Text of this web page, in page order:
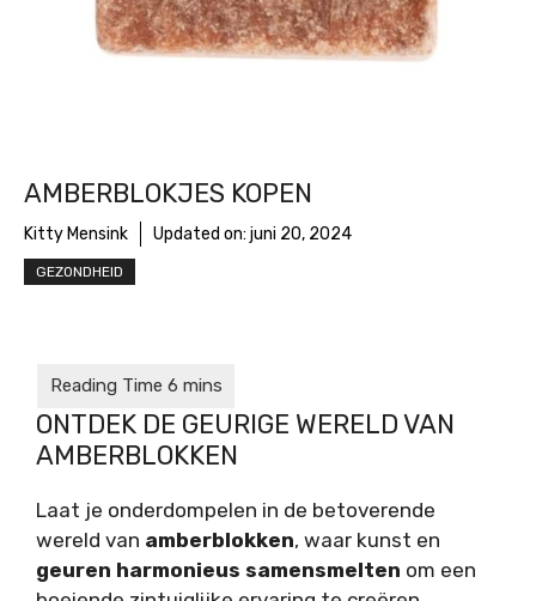
AMBERBLOKJES KOPEN
Kitty Mensink Updated on: juni 20, 2024
GEZONDHEID
ONTDEK DE GEURIGE WERELD VAN
AMBERBLOKKEN
Laat je onderdompelen in de betoverende
wereld van amberblokken, waar kunst en
geuren harmonieus samensmelten om een